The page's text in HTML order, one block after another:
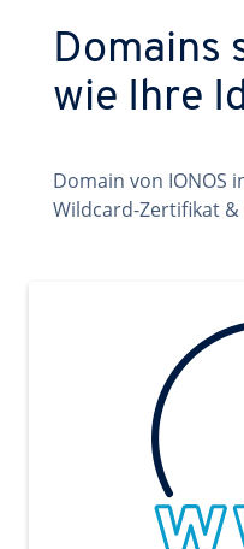
Domains
wie Ihre
Domain von IONOS
Wildcard-Zertifikat &